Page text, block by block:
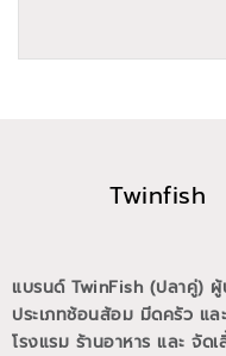
Twinfish
แบรนด์ TwinFish (ปลาคู่)
ประเภทช้อนส้อม มีดครัว แ
โรงแรม ร้านอาหาร และ จั